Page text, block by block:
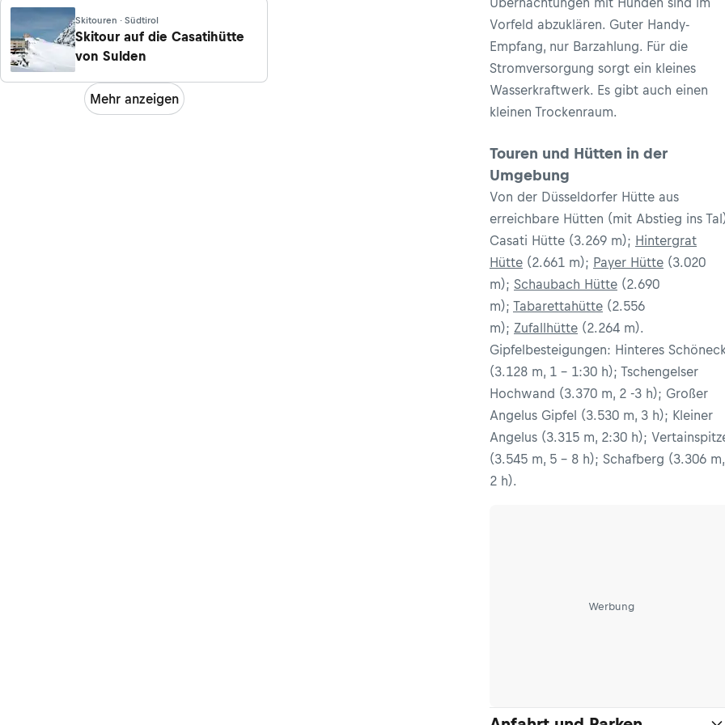
Skitouren · Südtirol
Skitour auf die Casatihütte
von Sulden
Mehr anzeigen
Vorfeld abzuklären. Guter Handy-
Empfang, nur Barzahlung. Für die
Stromversorgung sorgt ein kleines
Wasserkraftwerk. Es gibt auch einen
kleinen Trockenraum.
Touren und Hütten in der
Umgebung
Von der Düsseldorfer Hütte aus
erreichbare Hütten (mit Abstieg ins
Casati Hütte (3.269 m); Hintergrat
Hütte (2.661 m); Payer Hütte (3.020
m); Schaubach Hütte (2.690
m); Tabarettahütte (2.556
m); Zufallhütte (2.264 m).
Gipfelbesteigungen: Hinteres
(3.128 m, 1 - 1:30 h); Tschengelser
Hochwand (3.370 m, 2 -3 h); Großer
Angelus Gipfel (3.530 m, 3 h); Kleiner
Angelus (3.315 m, 2:30 h);
(3.545 m, 5 - 8 h); Schafberg (3.306 m,
2 h).
Werbung